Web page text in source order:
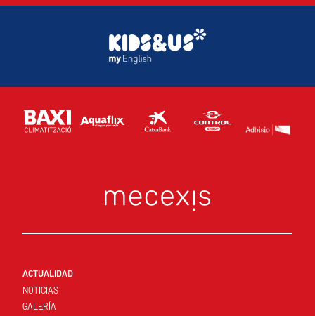
ACTUALIDAD
NOTICIAS
GALERÍA